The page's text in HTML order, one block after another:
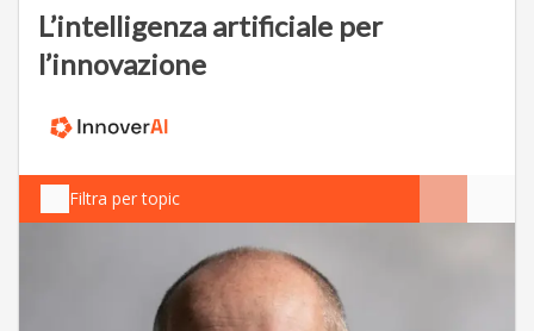
L’intelligenza artificiale per
l’innovazione
Filtra per topic